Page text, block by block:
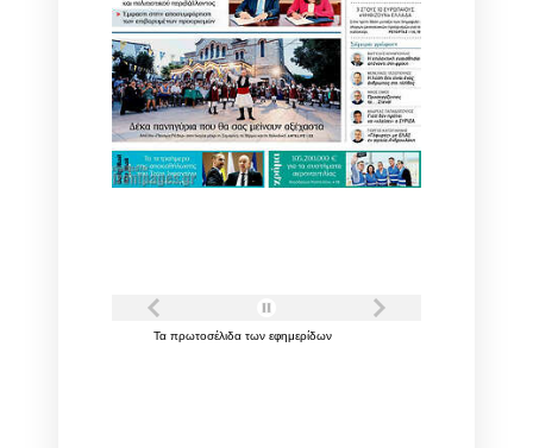
Τα πρωτοσέλιδα των εφημερίδων